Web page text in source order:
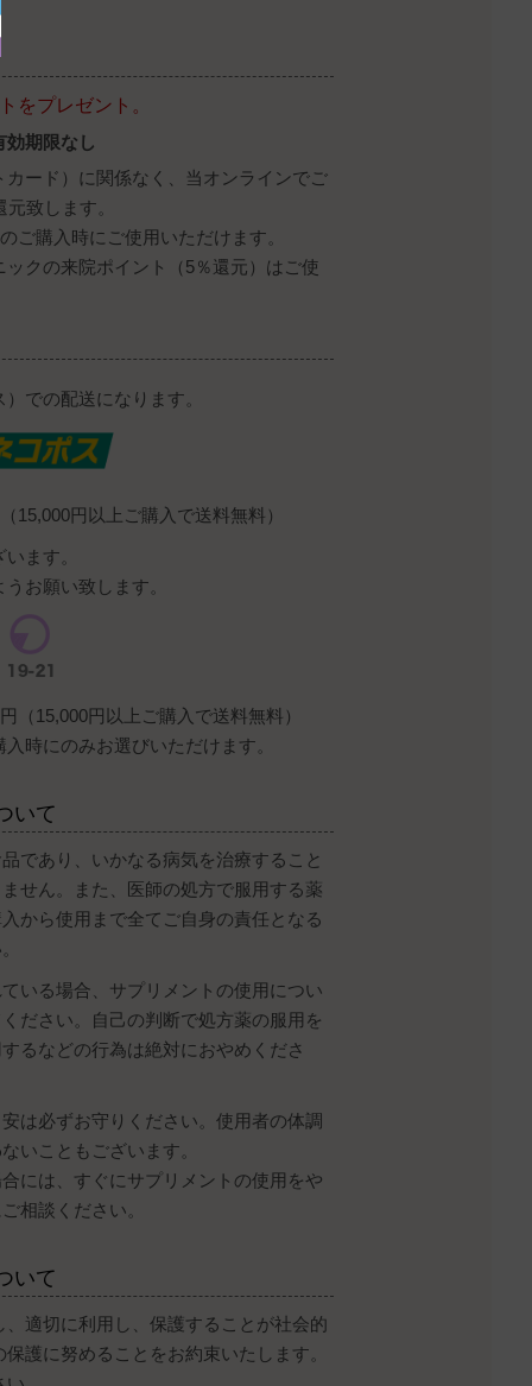
をプレゼント。
期限なし
ード）に関係なく、当オンラインでご
致します。
ご購入時にご使用いただけます。
クの来院ポイント（5％還元）はご使
での配送になります。
15,000円以上ご購入で送料無料）
ます。
お願い致します。
（15,000円以上ご購入で送料無料）
時にのみお選びいただけます。
いて
であり、いかなる病気を治療すること
せん。また、医師の処方で服用する薬
から使用まで全てご自身の責任となる
いる場合、サプリメントの使用につい
ださい。自己の判断で処方薬の服用を
るなどの行為は絶対におやめくださ
は必ずお守りください。使用者の体調
いこともございます。
には、すぐにサプリメントの使用をや
相談ください。
いて
適切に利用し、保護することが社会的
護に努めることをお約束いたします。